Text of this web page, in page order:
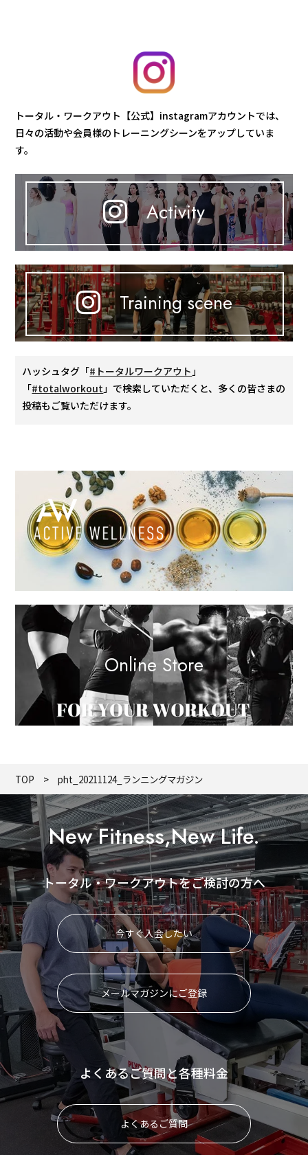
トータル・ワークアウト【公式】instagramアカウントでは、
日々の活動や会員様のトレーニングシーンをアップしていま
す。
Activity
Training scene
ハッシュタグ「#トータルワークアウト 」
「#totalworkout 」で検索していただくと、多くの皆さまの
投稿もご覧いただけます。
Online Store
TOP pht_20211124_ランニングマガジン
New Fitness,New Life.
トータル・ワークアウトをご検討の方へ
今すぐ入会したい
メールマガジンにご登録
よくあるご質問と各種料金
よくあるご質問